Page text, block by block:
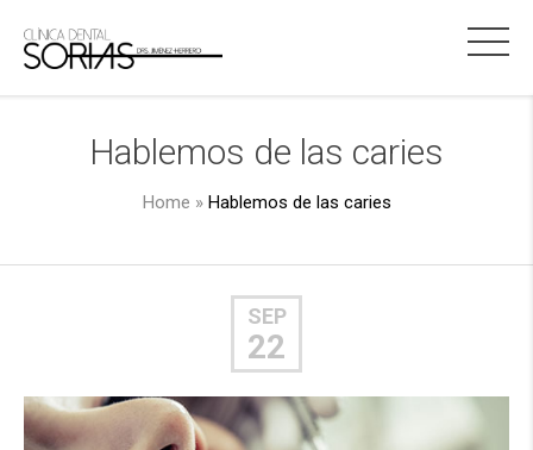
Hablemos de las caries
Home » Hablemos de las caries
SEP
22